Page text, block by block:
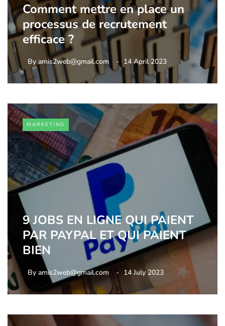
Comment mettre en place un
processus de recrutement
efficace ?
By amis2web@gmail.com 14 April 2023
MARKETING
9 JOBS EN LIGNE QUI PAIENT
PAR PAYPAL ET QUI PAIENT
BIEN
By amis2web@gmail.com 14 July 2023